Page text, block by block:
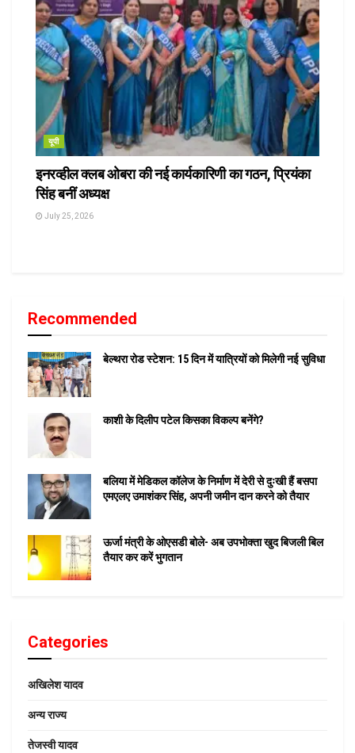
यूपी
इनरव्हील क्लब ओबरा की नई कार्यकारिणी का गठन, प्रियंका
सिंह बनीं अध्यक्ष
July 25, 2026
Recommended
बेल्थरा रोड स्टेशन: 15 दिन में यात्रियों को मिलेगी नई सुविधा
काशी के दिलीप पटेल किसका विकल्प बनेंगे?
बलिया में मेडिकल कॉलेज के निर्माण में देरी से दुःखी हैं बसपा
एमएलए उमाशंकर सिंह, अपनी जमीन दान करने को तैयार
ऊर्जा मंत्री के ओएसडी बोले- अब उपभोक्ता खुद बिजली बिल
तैयार कर करें भुगतान
Categories
अखिलेश यादव
अन्य राज्य
तेजस्वी यादव